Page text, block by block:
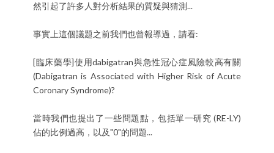
然引起了許多人對分析結果的質疑與猜測...
事實上這個議題之前我們也曾報導過，請看:
[臨床藥學]使用dabigatran與急性冠心症風險較高有關
(Dabigatran is Associated with Higher Risk of Acute
Coronary Syndrome)?
當時我們也提出了一些問題點，包括單一研究 (RE-LY)
佔的比例過高，以及"0"的問題...